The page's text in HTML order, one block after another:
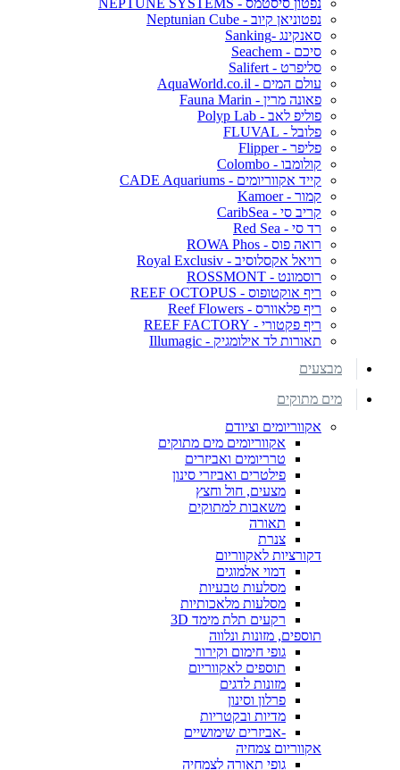
נפטוניאן קיוב - Neptunian Cube
סאנקינג -Sanking
סיכם - Seachem
סליפרט - Salifert
עולם המים - AquaWorld.co.il
פאונה מרין - Fauna Marin
פוליפ לאב - Polyp Lab
פלובל - FLUVAL
פליפר - Flipper
קולומבו - Colombo
קייד אקווריומים - CADE Aquariums
קמור - Kamoer
קריב סי - CaribSea
רד סי - Red Sea
רואה פוס - ROWA Phos
רויאל אקסלוסיב - Royal Exclusiv
רוסמונט - ROSSMONT
ריף אוקטופוס - REEF OCTOPUS
ריף פלאוורס - Reef Flowers
ריף פקטורי - REEF FACTORY
תאורות לד אילומגיק - Illumagic
מבצעים
מים מתוקים
אקווריומים וציודם
אקווריומים מים מתוקים
טרריומים ואביזרים
פילטרים ואביזרי סינון
מצעים, חול וחצץ
משאבות למתוקים
תאורה
צנרת
דקורציות לאקווריום
דמוי אלמוגים
מסלעות טבעיות
מסלעות מלאכותיות
רקעים תלת מימד 3D
תוספים, מזונות ונלווה
גופי חימום וקירור
תוספים לאקווריום
מזונות לדגים
פרלון וסינון
מדיות ובקטריות
-אביזרים שימושיים
אקווריום צמחיה
גופי תאורה לצמחיה